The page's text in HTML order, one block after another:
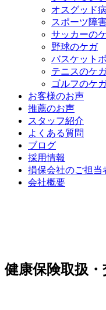
オスグッド病
スポーツ障
サッカーの
野球のケガ
バスケット
テニスのケ
ゴルフのケ
お客様のお声
推薦のお声
スタッフ紹介
よくある質問
ブログ
採用情報
損保会社のご担当
会社概要
健康保険取扱